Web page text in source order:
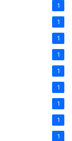
1
1
1
1
1
1
1
1
1